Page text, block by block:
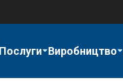
Послуги Виробництво